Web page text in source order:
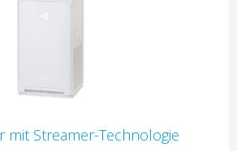
mit Streamer-Technologie